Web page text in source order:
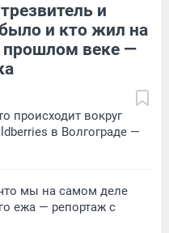
66 1
и
и кто жил на
прошлом веке —
происходит вокруг
в Волгограде —
мы на самом деле
ежа — репортаж с